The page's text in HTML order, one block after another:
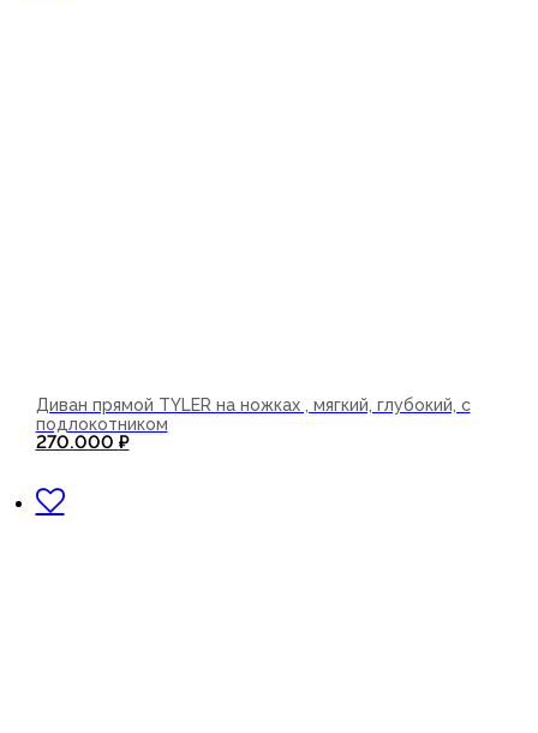
Диван прямой TYLER на ножках , мягкий, глубокий, с
подлокотником
270.000 ₽